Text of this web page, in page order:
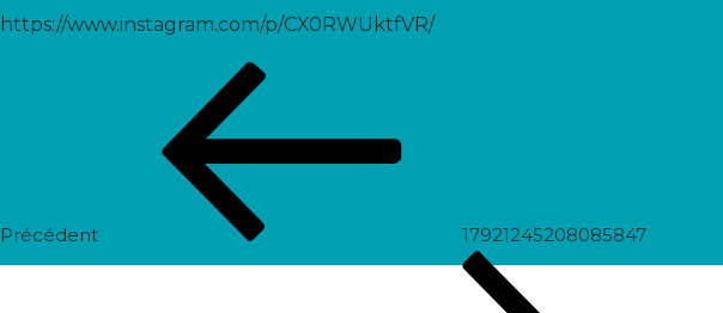
https://www.instagram.com/p/CX0RWUktfVR/
Précédent
17921245208085847
Prochain